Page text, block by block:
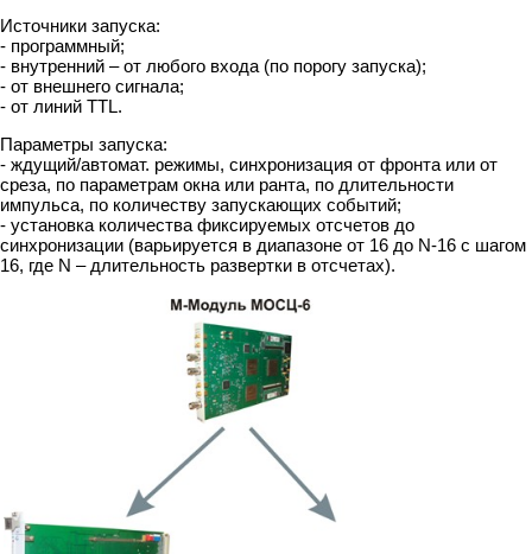
Источники запуска:
- программный;
- внутренний – от любого входа (по порогу запуска);
- от внешнего сигнала;
- от линий TTL.
Параметры запуска:
- ждущий/автомат. режимы, синхронизация от фронта или от
среза, по параметрам окна или ранта, по длительности
импульса, по количеству запускающих событий;
- установка количества фиксируемых отсчетов до
синхронизации (варьируется в диапазоне от 16 до N-16 с шагом
16, где N – длительность развертки в отсчетах).